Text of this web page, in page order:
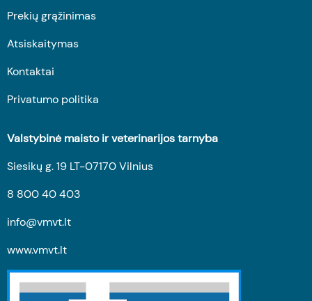
Prekių grąžinimas
Atsiskaitymas
Kontaktai
Privatumo politika
Valstybinė maisto ir veterinarijos tarnyba
Siesikų g. 19 LT-07170 Vilnius
8 800 40 403
info@vmvt.lt
www.vmvt.lt